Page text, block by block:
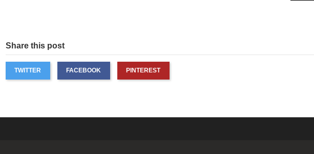
Share this post
TWITTER FACEBOOK PINTEREST